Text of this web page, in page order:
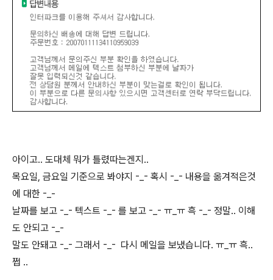
아이고.. 도대체 뭐가 틀렸따는겐지..
목요일, 금요일 기준으로 봐야지 -_- 혹시 -_- 내용을 옮겨적은것
에 대한 -_-
날짜를 보고 -_- 텍스트 -_- 를 보고 -_- ㅠ_ㅠ 흑 -_- 정말.. 이해
도 안되고 -_-
말도 안돼고 -_- 그래서 -_- 다시 메일을 보냈습니다. ㅠ_ㅠ 흑..
쩝 ..